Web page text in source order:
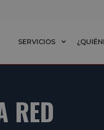
SERVICIOS
RED